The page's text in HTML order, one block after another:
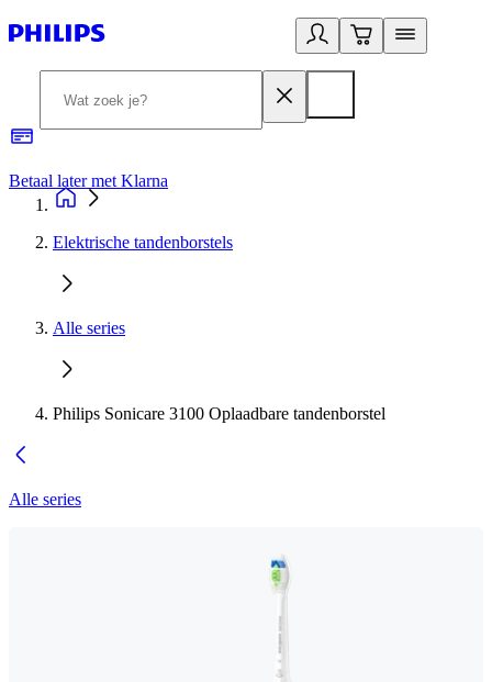
Betaal later met Klarna
Elektrische tandenborstels
Alle series
Philips Sonicare 3100 Oplaadbare tandenborstel
Alle series